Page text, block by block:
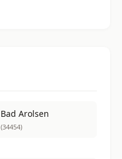
Bad Arolsen
(34454)